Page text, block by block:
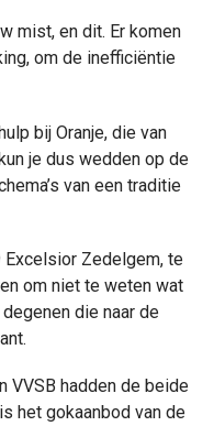
mist, en dit. Er komen
om de inefficiëntie
bij Oranje, die van
je dus wedden op de
van een traditie
Zedelgem, te
om niet te weten wat
die naar de
VVSB hadden de beide
het gokaanbod van de